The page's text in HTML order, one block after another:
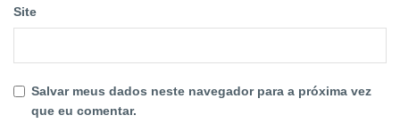
Site
Salvar meus dados neste navegador para a próxima vez
que eu comentar.